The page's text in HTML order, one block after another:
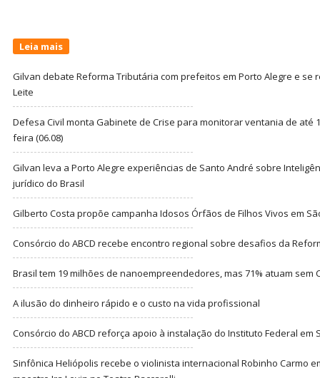
Leia mais
Gilvan debate Reforma Tributária com prefeitos em Porto Alegre e se
Leite
Defesa Civil monta Gabinete de Crise para monitorar ventania de até
feira (06.08)
Gilvan leva a Porto Alegre experiências de Santo André sobre
jurídico do Brasil
Gilberto Costa propõe campanha Idosos Órfãos de Filhos Vivos em
Consórcio do ABCD recebe encontro regional sobre desafios da
Brasil tem 19 milhões de nanoempreendedores, mas 71% atuam sem
A ilusão do dinheiro rápido e o custo na vida profissional
Consórcio do ABCD reforça apoio à instalação do Instituto Federal em
Sinfônica Heliópolis recebe o violinista internacional Robinho Carmo